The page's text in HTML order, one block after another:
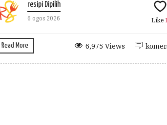
resipi Dipilih
6 ogos 2026 Like
Read More 6,975 Views